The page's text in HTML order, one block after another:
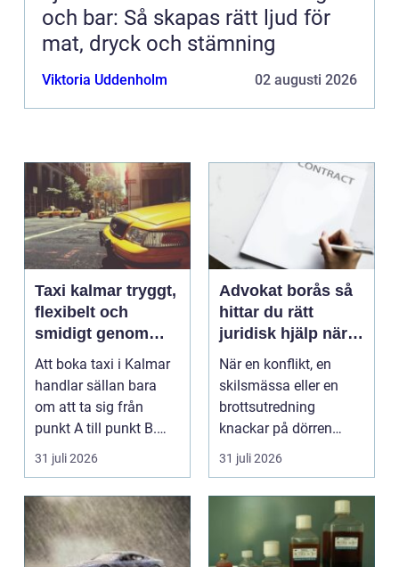
och bar: Så skapas rätt ljud för
mat, dryck och stämning
Viktoria Uddenholm 02 augusti 2026
Taxi kalmar tryggt,
flexibelt och
smidigt genom
hela resan
Att boka taxi i Kalmar
handlar sällan bara
om att ta sig från
punkt A till punkt B.
För många är res...
31 juli 2026
Advokat borås så
hittar du rätt
juridisk hjälp när
livet krånglar
När en konflikt, en
skilsmässa eller en
brottsutredning
knackar på dörren
förändras vardagen
snabbt....
31 juli 2026